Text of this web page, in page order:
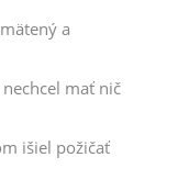
a
mať nič
išiel požičať